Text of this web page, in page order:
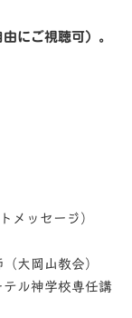
にご視聴可）。
メッセージ）
⼤岡⼭教会）
ル神学校専任講